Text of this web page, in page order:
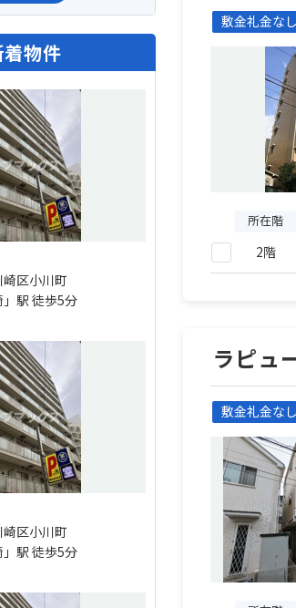
敷金礼金なし
所在階
2階
ラピュ
敷金礼金なし
着物件
区小川町
駅 徒歩5分
区小川町
駅 徒歩5分